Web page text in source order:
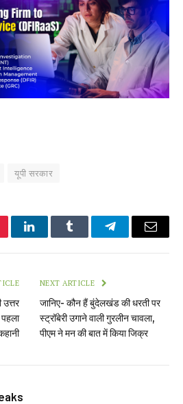
यूपी सरकार
LinkedInTumblr TelegramEmail
NEXT ARTICLE
जानिए- कौन हैं बुंदेलखंड की धरती पर
स्ट्रॉबेरी उगाने वाली गुरलीन चावला,
पीएम ने मन की बात में किया जिक्र